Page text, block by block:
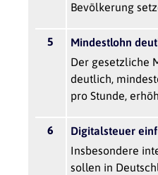
Bevölkerung
5
Mindestlohn
Der gesetzliche
deutlich,
pro Stunde,
6
Digitalsteuer
Insbesondere
sollen in